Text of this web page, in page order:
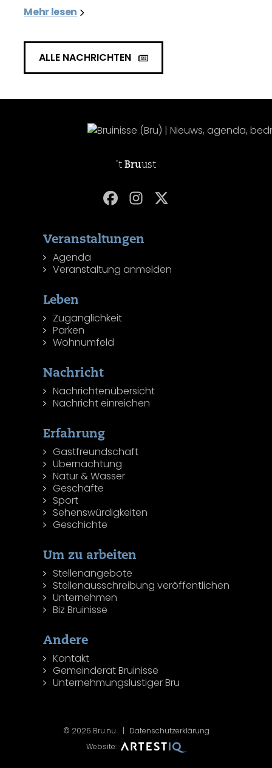
Mehr lesen
ALLE NACHRICHTEN
't Bruust
Veranstaltungen
Agenda
Veranstaltung anmelden
Leben
Zugänglichkeit
Parken
Wohnumfeld
Nachricht
Nachrichtenübersicht
Nachricht einreichen
Erfahrung
Gastfreundschaft
Übernachtung
Natur & Wasser
Geschäfte
Sport
Sehenswürdigkeiten
Geschichte
Um zu arbeiten
Stellenangebote
Stellenausschreibung veröffentlichen
Unternehmen
Biz Bruinisse
Andere
Kontakt
Gemeinderat Bruinisse
Unternehmungslustiger Bru
© 2026 Bru.nu
Datenschutzerklärung
Website: